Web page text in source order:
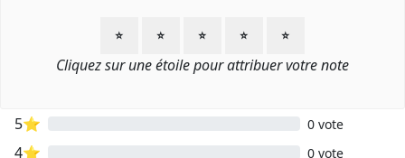
⭐ ⭐ ⭐ ⭐ ⭐
Cliquez sur une étoile pour attribuer votre note
5⭐ 0 vote
4⭐ 0 vote